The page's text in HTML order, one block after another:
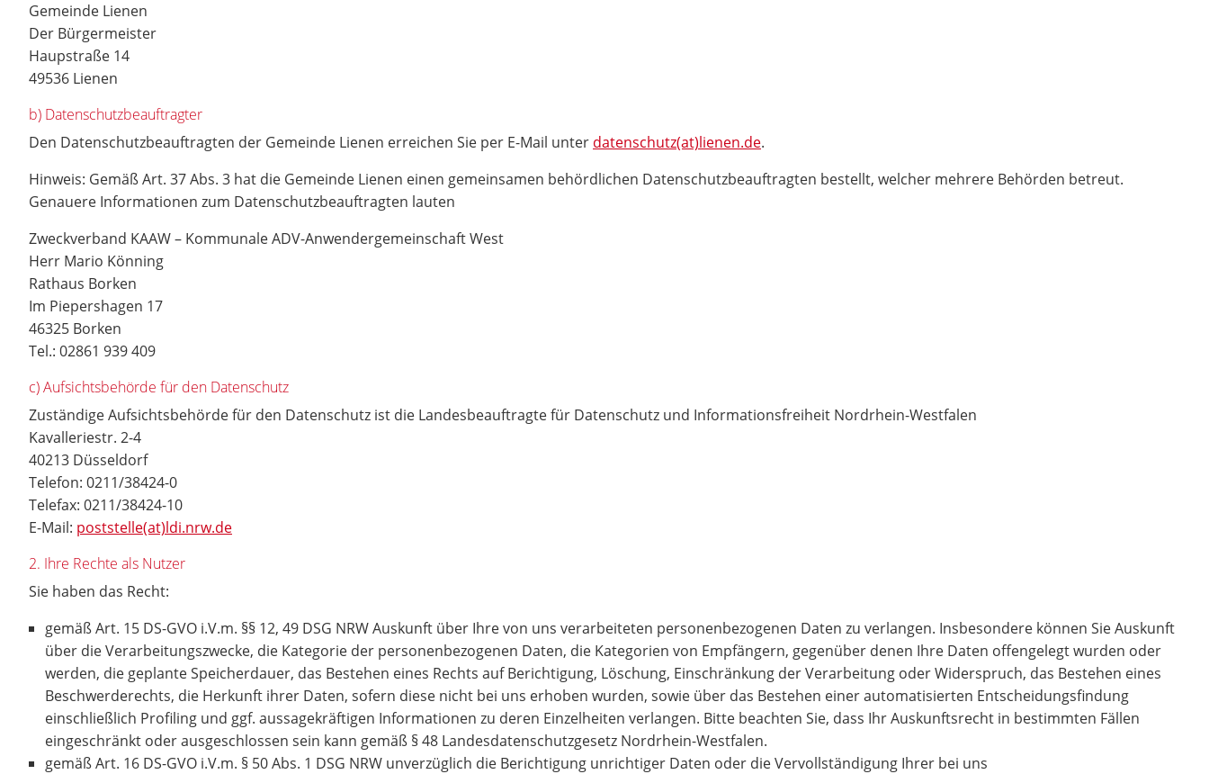
Gemeinde Lienen
Der Bürgermeister
Haupstraße 14
49536 Lienen
b) Datenschutzbeauftragter
Den Datenschutzbeauftragten der Gemeinde Lienen erreichen Sie per E-Mail unter datenschutz(at)lienen.de.
Hinweis: Gemäß Art. 37 Abs. 3 hat die Gemeinde Lienen einen gemeinsamen behördlichen Datenschutzbeauftragten bestellt, welcher mehrere Behörden betreut.
Genauere Informationen zum Datenschutzbeauftragten lauten
Zweckverband KAAW – Kommunale ADV-Anwendergemeinschaft West
Herr Mario Könning
Rathaus Borken
Im Piepershagen 17
46325 Borken
Tel.: 02861 939 409
c) Aufsichtsbehörde für den Datenschutz
Zuständige Aufsichtsbehörde für den Datenschutz ist die Landesbeauftragte für Datenschutz und Informationsfreiheit Nordrhein-Westfalen
Kavalleriestr. 2-4
40213 Düsseldorf
Telefon: 0211/38424-0
Telefax: 0211/38424-10
E-Mail: poststelle(at)ldi.nrw.de
2. Ihre Rechte als Nutzer
Sie haben das Recht:
gemäß Art. 15 DS-GVO i.V.m. §§ 12, 49 DSG NRW Auskunft über Ihre von uns verarbeiteten personenbezogenen Daten zu verlangen. Insbesondere können Sie Auskunft
über die Verarbeitungszwecke, die Kategorie der personenbezogenen Daten, die Kategorien von Empfängern, gegenüber denen Ihre Daten offengelegt wurden oder
werden, die geplante Speicherdauer, das Bestehen eines Rechts auf Berichtigung, Löschung, Einschränkung der Verarbeitung oder Widerspruch, das Bestehen eines
Beschwerderechts, die Herkunft ihrer Daten, sofern diese nicht bei uns erhoben wurden, sowie über das Bestehen einer automatisierten Entscheidungsfindung
einschließlich Profiling und ggf. aussagekräftigen Informationen zu deren Einzelheiten verlangen. Bitte beachten Sie, dass Ihr Auskunftsrecht in bestimmten Fällen
eingeschränkt oder ausgeschlossen sein kann gemäß § 48 Landesdatenschutzgesetz Nordrhein-Westfalen.
gemäß Art. 16 DS-GVO i.V.m. § 50 Abs. 1 DSG NRW unverzüglich die Berichtigung unrichtiger Daten oder die Vervollständigung Ihrer bei uns